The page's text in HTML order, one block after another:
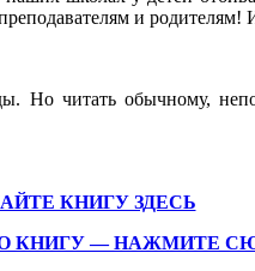
и родителям!
Но читать обычному,
КНИГУ ЗДЕСЬ
КНИГУ — НАЖМИТЕ